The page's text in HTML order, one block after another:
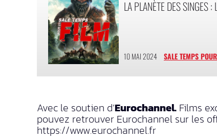
LA PLANÈTE DES SINGES
10 MAI 2024 SALE TEMPS
Avec le soutien d’Eurochannel. Films
pouvez retrouver Eurochannel sur les
https://www.eurochannel.fr